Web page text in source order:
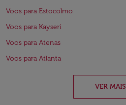
Voos para Estocolmo
Voos para Kayseri
Voos para Atenas
Voos para Atlanta
VER MAIS